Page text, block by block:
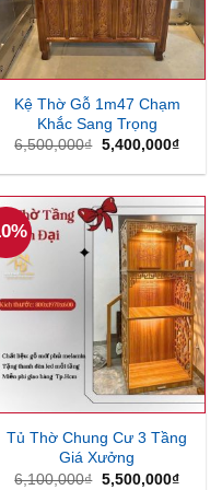
Kệ Thờ Gỗ 1m47 Chạm
Khắc Sang Trọng
6,500,000₫ Giá
là:
5,400,000₫Giá
tại
Tủ Thờ Chung Cư 3 Tầng
Giá Xưởng
6,100,000₫ Giá
5,500,000₫Giá